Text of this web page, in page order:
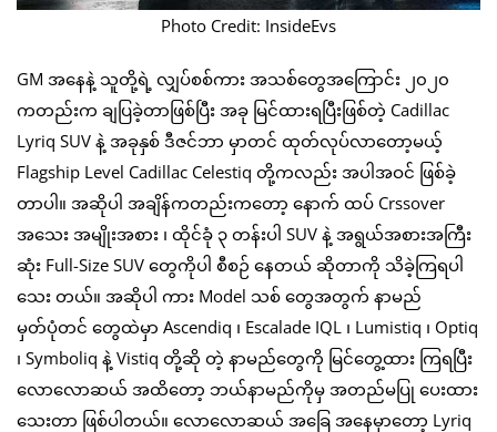
Photo Credit: InsideEvs
GM အနေနဲ့ သူတို့ရဲ့ လျှပ်စစ်ကား အသစ်တွေအကြောင်း ၂၀၂၀
ကတည်းက ချပြခဲ့တာဖြစ်ပြီး အခု မြင်ထားရပြီးဖြစ်တဲ့ Cadillac
Lyriq SUV နဲ့ အခုနှစ် ဒီဇင်ဘာ မှာတင် ထုတ်လုပ်လာတော့မယ့်
Flagship Level Cadillac Celestiq တို့ကလည်း အပါအဝင် ဖြစ်ခဲ့
တာပါ။ အဆိုပါ အချိန်ကတည်းကတော့ နောက် ထပ် Crssover
အသေး အမျိုးအစား ၊ ထိုင်ခုံ ၃ တန်းပါ SUV နဲ့ အရွယ်အစားအကြီး
ဆုံး Full-Size SUV တွေကိုပါ စီစဉ် နေတယ် ဆိုတာကို သိခဲ့ကြရပါ
သေး တယ်။ အဆိုပါ ကား Model သစ် တွေအတွက် နာမည်
မှတ်ပုံတင် တွေထဲမှာ Ascendiq ၊ Escalade IQL ၊ Lumistiq ၊ Optiq
၊ Symboliq နဲ့ Vistiq တို့ဆို တဲ့ နာမည်တွေကို မြင်တွေ့ထား ကြရပြီး
လောလောဆယ် အထိတော့ ဘယ်နာမည်ကိုမှ အတည်မပြု ပေးထား
သေးတာ ဖြစ်ပါတယ်။ လောလောဆယ် အခြေ အနေမှာတော့ Lyriq